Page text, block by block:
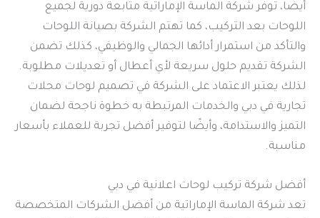
أيضًا، توفر شركة الماسة الإماراتية متابعة دورية لجميع
اللوحات بعد التركيب، كما تهتم الشركة بصيانة اللوحات
والتأكد من استمرار أدائها الجمالي والوظيفي، كذلك تضمن
الشركة تقديم حلول سريعة لأي أعطال أو تعديلات مطلوبة.
لذلك يعتبر الاعتماد على الشركة في تصميم لوحات محلات
تجارية في دبي والخدمات المرتبطة به خطوة ناجحة لضمان
التميز والاستدامة، وأيضًا لتوفير أفضل تجربة للعملاء بأسعار
مناسبة.
أفضل شركة تركيب لوحات اعلانية في دبي
تعد شركة الماسة الإماراتية من أفضل الشركات المتخصصة